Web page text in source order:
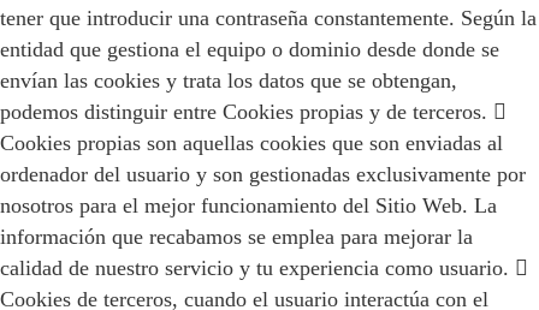
tener que introducir una contraseña constantemente. Según la
entidad que gestiona el equipo o dominio desde donde se
envían las cookies y trata los datos que se obtengan,
podemos distinguir entre Cookies propias y de terceros. 
Cookies propias son aquellas cookies que son enviadas al
ordenador del usuario y son gestionadas exclusivamente por
nosotros para el mejor funcionamiento del Sitio Web. La
información que recabamos se emplea para mejorar la
calidad de nuestro servicio y tu experiencia como usuario. 
Cookies de terceros, cuando el usuario interactúa con el